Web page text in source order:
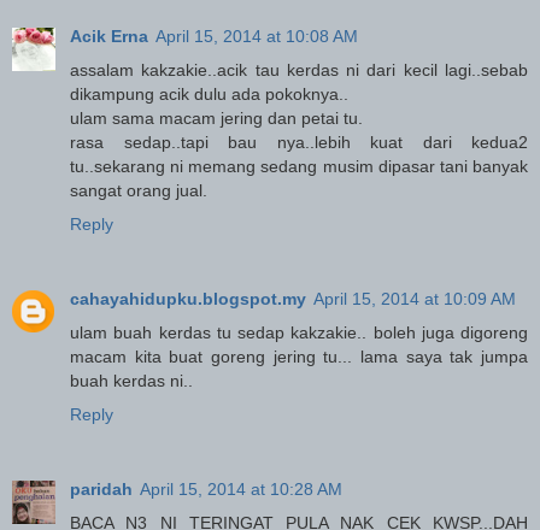
Acik Erna April 15, 2014 at 10:08 AM
assalam kakzakie..acik tau kerdas ni dari kecil lagi..sebab
dikampung acik dulu ada pokoknya..
ulam sama macam jering dan petai tu.
rasa sedap..tapi bau nya..lebih kuat dari kedua2
tu..sekarang ni memang sedang musim dipasar tani banyak
sangat orang jual.
Reply
cahayahidupku.blogspot.my April 15, 2014 at 10:09 AM
ulam buah kerdas tu sedap kakzakie.. boleh juga digoreng
macam kita buat goreng jering tu... lama saya tak jumpa
buah kerdas ni..
Reply
paridah April 15, 2014 at 10:28 AM
BACA N3 NI TERINGAT PULA NAK CEK KWSP...DAH